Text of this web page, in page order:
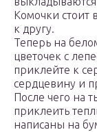
Комочки стоит
к другу.
Теперь на
цветочек с
приклейте к
сердцевину и
После чего на
приклеить
написаны на